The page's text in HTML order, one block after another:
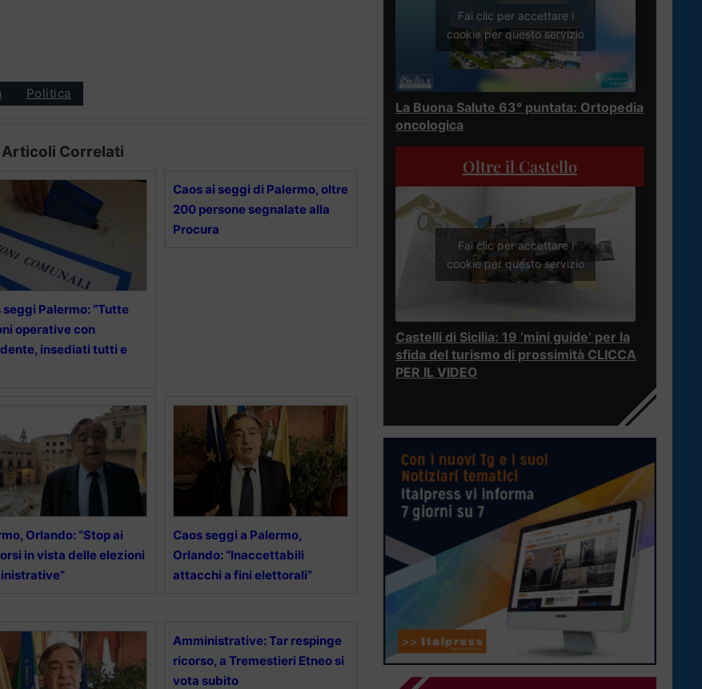
Politica
Articoli Correlati
seggi Palermo: “Tutte
operative con
insediati tutti e
Caos ai seggi di Palermo, oltre
200 persone segnalate alla
Procura
Orlando: “Stop ai
in vista delle elezioni
Caos seggi a Palermo,
Orlando: “Inaccettabili
attacchi a fini elettorali”
Amministrative: Tar respinge
ricorso, a Tremestieri Etneo si
vota subito
Fai clic per accettare i
cookie per questo servizio
La Buona Salute 63° puntata: Ortopedia
oncologica
Oltre il Castello
Fai clic per accettare i
cookie per questo servizio
Castelli di Sicilia: 19 ‘mini guide’ per la
sfida del turismo di prossimità CLICCA
PER IL VIDEO